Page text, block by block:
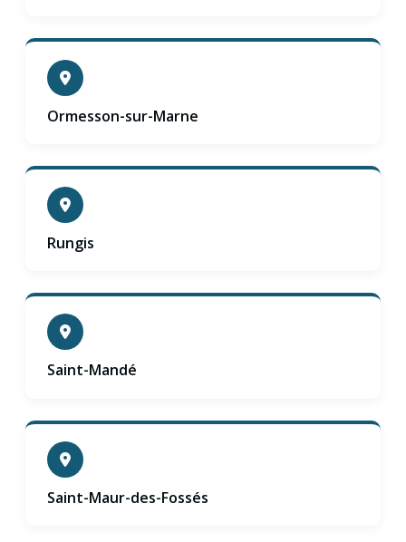
Ormesson-sur-Marne
Rungis
Saint-Mandé
Saint-Maur-des-Fossés